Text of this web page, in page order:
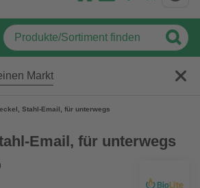
Markt
Stahl-Email, für unterwegs
Email, für unterwegs